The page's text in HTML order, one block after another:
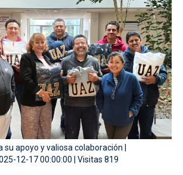
apoyo y valiosa colaboración |
12-17 00:00:00 | Visitas 819